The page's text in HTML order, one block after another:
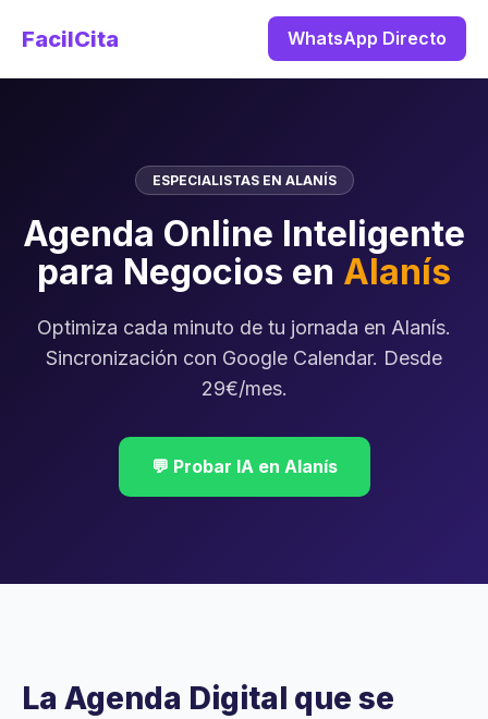
FacilCita WhatsApp Directo
ESPECIALISTAS EN ALANÍS
Agenda Online Inteligente
para Negocios en Alanís
Optimiza cada minuto de tu jornada en Alanís.
Sincronización con Google Calendar. Desde
29€/mes.
💬 Probar IA en Alanís
La Agenda Digital que se